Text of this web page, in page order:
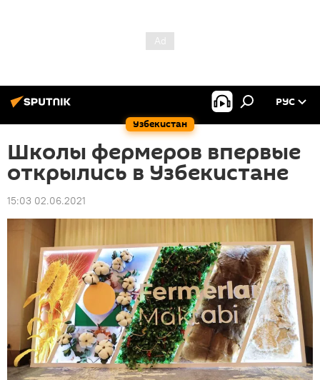
Узбекистан
РУС
Школы фермеров впервые
открылись в Узбекистане
15:03 02.06.2021